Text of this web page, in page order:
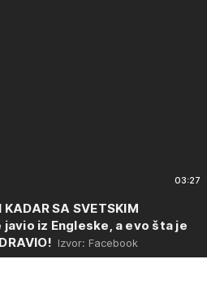
03:27
KADAR SA SVETSKIM
javio iz Engleske, a evo šta je
Izvor: Facebook